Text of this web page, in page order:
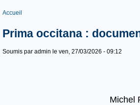
Vous êtes ici
Accueil
Prima occitana :
Soumis par admin le ven, 27/03/2026 - 09:12
Michel